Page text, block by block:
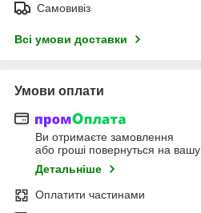
Самовивіз
Всі умови доставки
Умови оплати
Ви отримаєте замовлення
або гроші повернуться на вашу
Детальніше
Оплатити частинами